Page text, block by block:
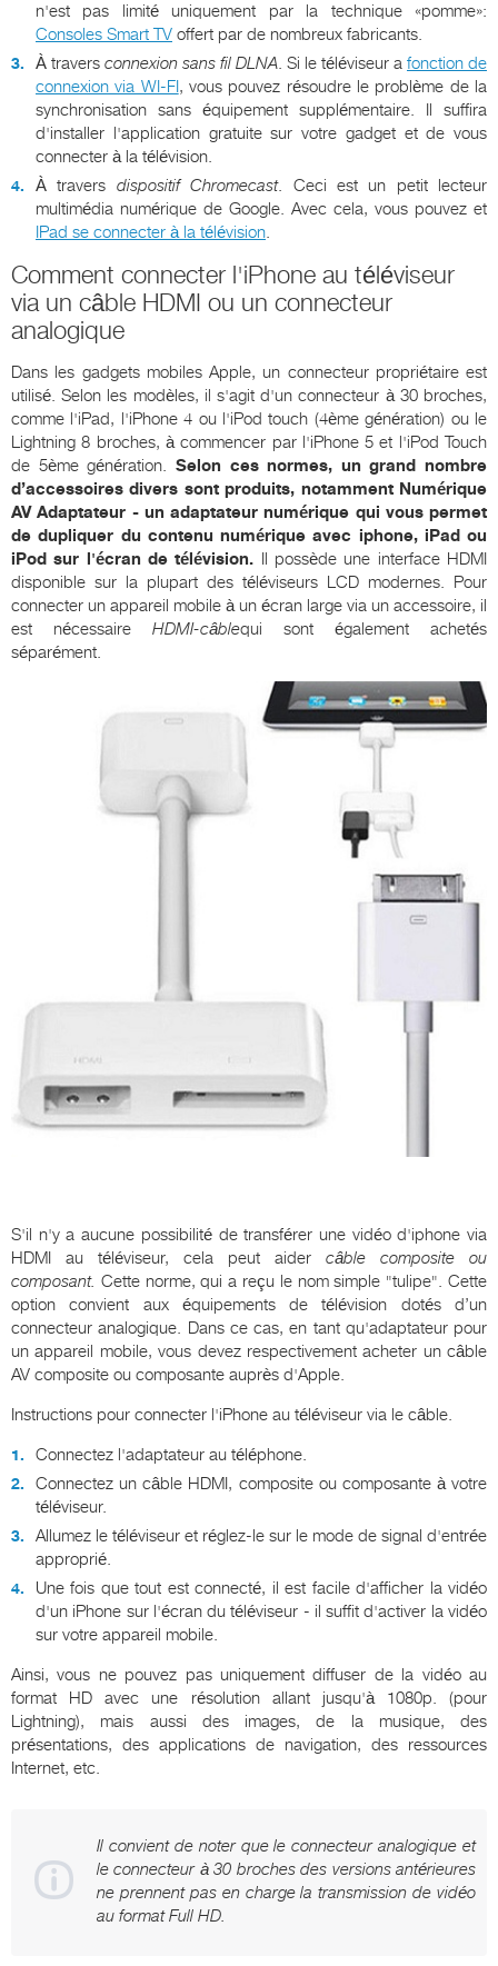
n'est pas limité uniquement par la technique «pomme»:
Consoles Smart TV offert par de nombreux fabricants.
À travers connexion sans fil DLNA. Si le téléviseur a fonction de
connexion via WI-FI, vous pouvez résoudre le problème de la
synchronisation sans équipement supplémentaire. Il suffira
d'installer l'application gratuite sur votre gadget et de vous
connecter à la télévision.
À travers dispositifChromecast. Ceci est un petit lecteur
multimédia numérique de Google. Avec cela, vous pouvez et
IPad se connecter à la télévision.
Comment connecter l'iPhone au téléviseur
via un câble HDMI ou un connecteur
analogique
Dans les gadgets mobiles Apple, un connecteur propriétaire est
utilisé. Selon les modèles, il s'agit d'un connecteur à 30 broches,
comme l'iPad, l'iPhone 4 ou l'iPod touch (4ème génération) ou le
Lightning 8 broches, à commencer par l'iPhone 5 et l'iPod Touch
de 5ème génération. Selon ces normes, un grand nombre
d’accessoires divers sont produits, notamment Numérique
AV Adaptateur - un adaptateur numérique qui vous permet
de dupliquer du contenu numérique avec iphone, iPadou
iPod sur l'écran de télévision. Il possède une interface HDMI
disponible sur la plupart des téléviseurs LCD modernes. Pour
connecter un appareil mobile à un écran large via un accessoire, il
est nécessaire HDMI-câblequi sont également achetés
séparément.
S'il n'y a aucune possibilité de transférer une vidéo d'iphone via
HDMI au téléviseur, cela peut aider câble composite ou
composant. Cette norme, qui a reçu le nom simple "tulipe". Cette
option convient aux équipements de télévision dotés d’un
connecteur analogique. Dans ce cas, en tant qu'adaptateur pour
un appareil mobile, vous devez respectivement acheter un câble
AV composite ou composante auprès d'Apple.
Instructions pour connecter l'iPhone au téléviseur via le câble.
Connectez l'adaptateur au téléphone.
Connectez un câble HDMI, composite ou composante à votre
téléviseur.
Allumez le téléviseur et réglez-le sur le mode de signal d'entrée
approprié.
Une fois que tout est connecté, il est facile d'afficher la vidéo
d'un iPhone sur l'écran du téléviseur - il suffit d'activer la vidéo
sur votre appareil mobile.
Ainsi, vous ne pouvez pas uniquement diffuser de la vidéo au
format HD avec une résolution allant jusqu'à 1080p. (pour
Lightning), mais aussi des images, de la musique, des
présentations, des applications de navigation, des ressources
Internet, etc.
Il convient de noter que le connecteur analogique et
le connecteur à 30 broches des versions antérieures
ne prennent pas en charge la transmission de vidéo
au format Full HD.